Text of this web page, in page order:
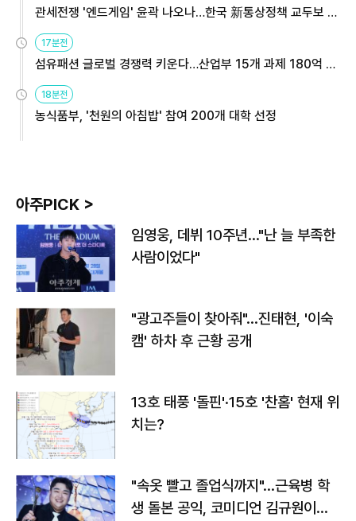
관세전쟁 '엔드게임' 윤곽 나오나…한국 新통상정책 교두보 활
용해야
17분전
섬유패션 글로벌 경쟁력 키운다…산업부 15개 과제 180억 지
원
18분전
농식품부, '천원의 아침밥' 참여 200개 대학 선정
아주PICK >
임영웅, 데뷔 10주년…"난 늘 부족한
사람이었다"
"광고주들이 찾아줘"…진태현, '이숙
캠' 하차 후 근황 공개
13호 태풍 '돌핀'·15호 '찬홈' 현재 위
치는?
"속옷 빨고 졸업식까지"…근육병 학
생 돌본 공익, 코미디언 김규원이었